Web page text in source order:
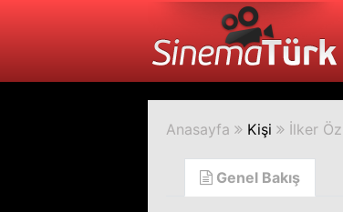
Anasayfa Kişi İlker
Genel Bakış